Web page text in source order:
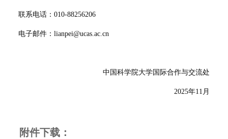
联系电话：010-88256206
电子邮件：lianpei@ucas.ac.cn
中国科学院大学国际合作与交流处
2025年11月
附件下载：